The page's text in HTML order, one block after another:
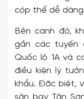
cóp thể dễ
Bên cạnh đó,
gần các tuyến
Quốc lộ 1A và
điều kiện lý
khẩu. Đặc biệt,